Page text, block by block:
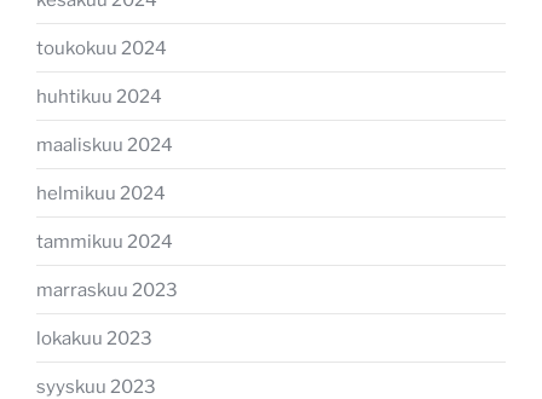
toukokuu 2024
huhtikuu 2024
maaliskuu 2024
helmikuu 2024
tammikuu 2024
marraskuu 2023
lokakuu 2023
syyskuu 2023